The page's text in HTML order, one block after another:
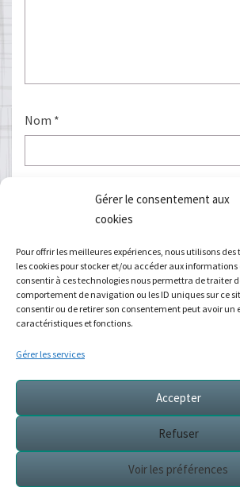
Gérer le consentement aux
cookies
Pour offrir les meilleures expériences, nous utilisons
les cookies pour stocker et/ou accéder aux informations
consentir à ces technologies nous permettra de traiter
comportement de navigation ou les ID uniques sur ce
consentir ou de retirer son consentement peut avoir un
caractéristiques et fonctions.
Gérer les services
Accepter
Refuser
Voir les préférences
Nom *
Site web
Voir les cours de
© 2026|Fiérement propulsé par Sandrine